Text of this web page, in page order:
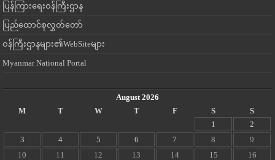
ပြန်ကြားရေးဝန်ကြီးဌာန
ပြည်ထောင်စုလွှတ်တော်
ဝန်ကြီးဌာနများ၏WebSiteများ
Myanmar National Portal
August 2026
M
T W T F S
S
1
2
3
4 5 6 7 8
9
10
11 12 13 14 15
16